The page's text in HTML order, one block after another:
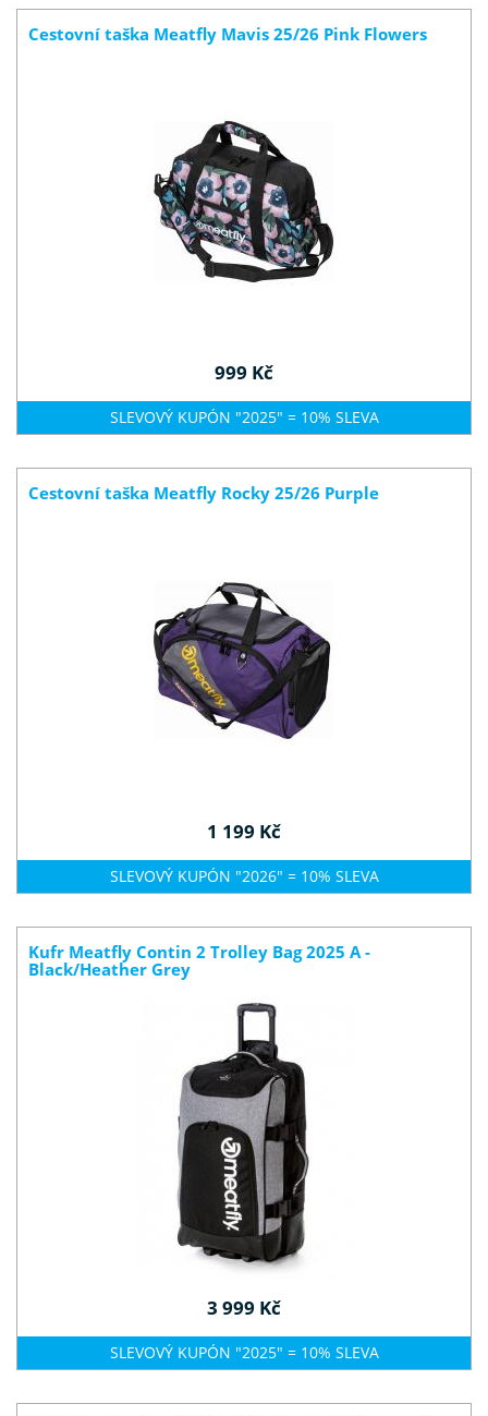
Cestovní taška Meatfly Mavis 25/26 Pink Flowers
999 Kč
SLEVOVÝ KUPÓN "2025" = 10% SLEVA
Cestovní taška Meatfly Rocky 25/26 Purple
1 199 Kč
SLEVOVÝ KUPÓN "2026" = 10% SLEVA
Kufr Meatfly Contin 2 Trolley Bag 2025 A -
Black/Heather Grey
3 999 Kč
SLEVOVÝ KUPÓN "2025" = 10% SLEVA